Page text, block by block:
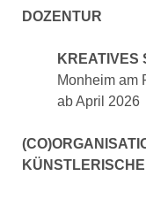
DOZENTUR
KREATIVES
Monheim am
ab April 2026